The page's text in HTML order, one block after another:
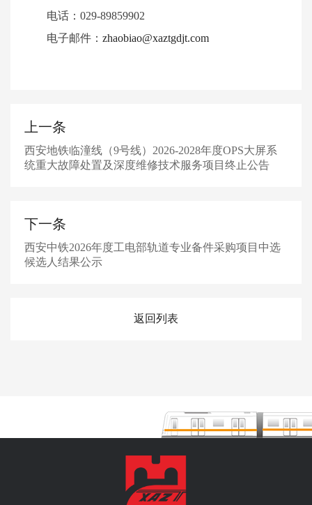
电话： 029-89859902
电子邮件： zhaobiao@xaztgdjt.com
上一条
西安地铁临潼线（9号线）2026-2028年度OPS大屏系
统重大故障处置及深度维修技术服务项目终止公告
下一条
西安中铁2026年度工电部轨道专业备件采购项目中选
候选人结果公示
返回列表